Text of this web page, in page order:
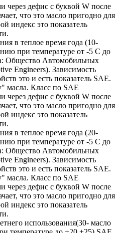
через дефис с буквой W после
что это масло пригодно для
индекс это показатель
в теплое время года (10-
при температуре от -5 С до
Общество Автомобильных
Engineers). Зависимость
это и есть показатель SAE.
масла. Класс по SAE
через дефис с буквой W после
что это масло пригодно для
индекс это показатель
в теплое время года (20-
при температуре от -5 С до
Общество Автомобильных
Engineers). Зависимость
это и есть показатель SAE.
масла. Класс по SAE
через дефис с буквой W после
что это масло пригодно для
индекс это показатель
использования(30- масло